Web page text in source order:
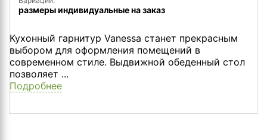
Кухонный гарнитур Vanessa станет прекрасным
выбором для оформления помещений в
современном стиле. Выдвижной обеденный стол
позволяет ...
Подробнее
размеры индивидуальные на заказ